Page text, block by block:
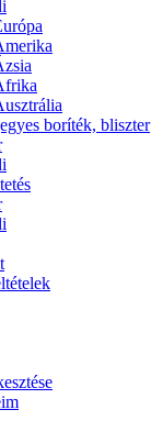
boríték, bliszter